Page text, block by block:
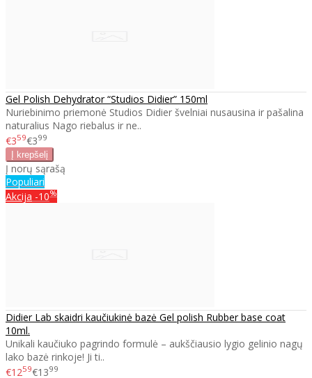
Gel Polish Dehydrator “Studios Didier” 150ml
Nuriebinimo priemonė Studios Didier švelniai nusausina ir pašalina
naturalius Nago riebalus ir ne..
€359€399
Į norų sąrašą
Populiari
Akcija -10%
Didier Lab skaidri kaučiukinė bazė Gel polish Rubber base coat
10ml.
Unikali kaučiuko pagrindo formulė – aukščiausio lygio gelinio nagų
lako bazė rinkoje! Ji ti..
€1259€1399